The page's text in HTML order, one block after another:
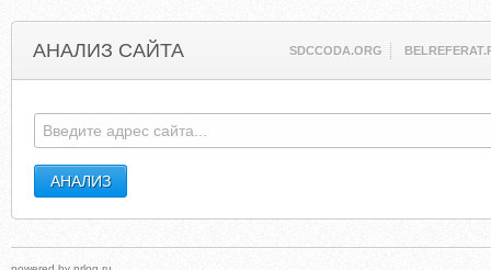
АНАЛИЗ САЙТА SDCCODA.ORG